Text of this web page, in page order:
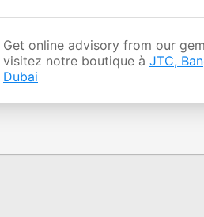
Get online advisory from our
visitez notre boutique à JTC,
Dubai